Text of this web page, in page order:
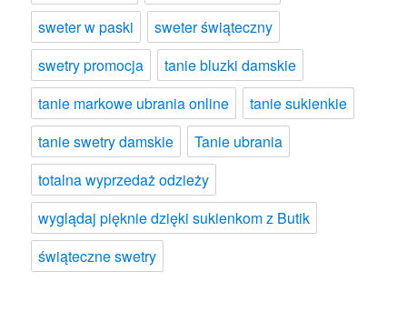
sweter w paski
sweter świąteczny
swetry promocja
tanie bluzki damskie
tanie markowe ubrania online
tanie sukienkie
tanie swetry damskie
Tanie ubrania
totalna wyprzedaż odzieży
wyglądaj pięknie dzięki sukienkom z Butik
świąteczne swetry